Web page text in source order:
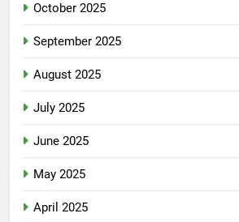
October 2025
September 2025
August 2025
July 2025
June 2025
May 2025
April 2025